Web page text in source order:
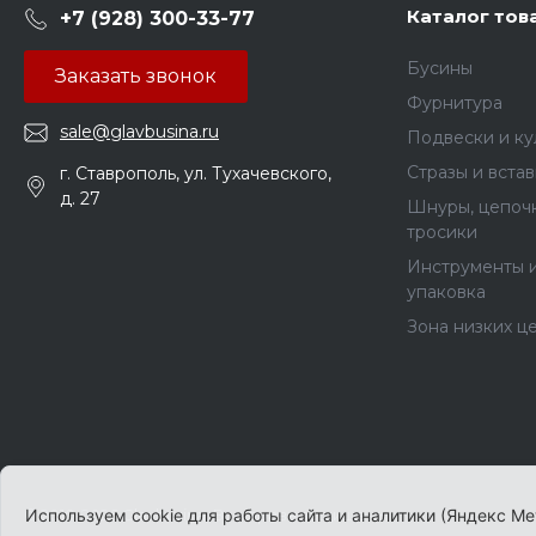
+7 (928) 300-33-77
Заказать звонок
sale@glavbusina.ru
г. Ставрополь, ул. Тухачевского,
д. 27
Каталог
Бусины
Фурнитура
Подвески и
Стразы и
Шнуры,
тросики
Инструменты
упаковка
Зона низких
© 2010-2026 Glavbusina, Все права защищены
Используем cookie для работы сайта и аналитики (Яндекс